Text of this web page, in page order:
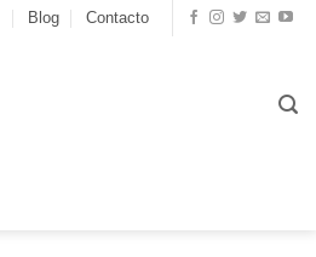
Blog Contacto